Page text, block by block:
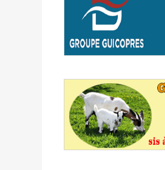
du 16 au 31 mai 2026
Politique Délégués
avant le 16 mai 2026 à
statistiques des
Politique-Suite de la
ce 03 juin à 14h
Politique-Suite de la